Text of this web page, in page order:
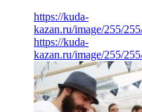
https://kuda-
kazan.ru/image/255/
https://kuda-
kazan.ru/image/255/